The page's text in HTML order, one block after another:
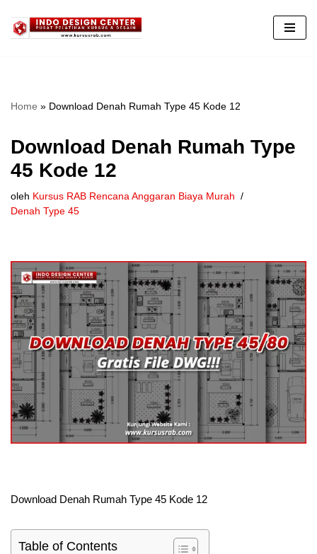
Lompat
Home » Download Denah Rumah Type 45 Kode 12
Download Denah Rumah Type
45 Kode 12
oleh Kursus RAB Rencana Anggaran Biaya Murah
Denah Type 45
Download Denah Rumah Type 45 Kode 12
Table of Contents